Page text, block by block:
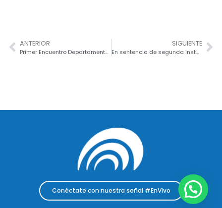
ANTERIOR
Primer Encuentro Departamental de Comisarías de Familia 2023: “Puerta de entrada a la justicia familiar”
SIGUIENTE
En sentencia de segunda Instancia Falló de Tutela Frena POT de Fusagasugá Cundinamarca
Conéctate con nuestra señal #EnVivo